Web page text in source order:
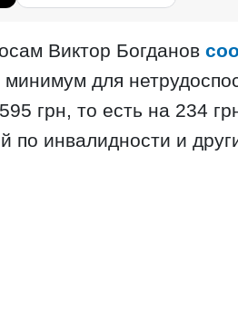
Виктор Богданов
для
грн, то есть на 234
по инвалидности и